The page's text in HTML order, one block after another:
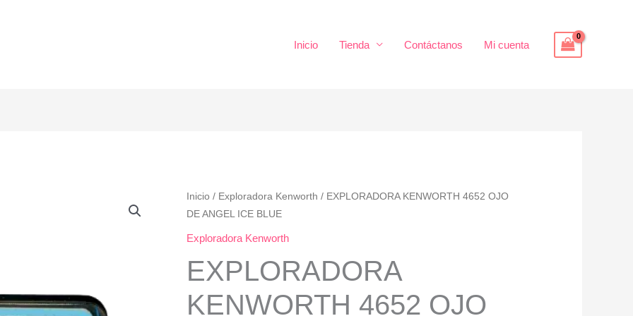
Inicio Tienda Contáctanos Mi cuenta
Inicio / Exploradora Kenworth / EXPLORADORA KENWORTH 4652 OJO
DE ANGEL ICE BLUE
Exploradora Kenworth
EXPLORADORA
KENWORTH 4652 OJO
EXPLORADORA
KENWORTH
4652
DE
ICE